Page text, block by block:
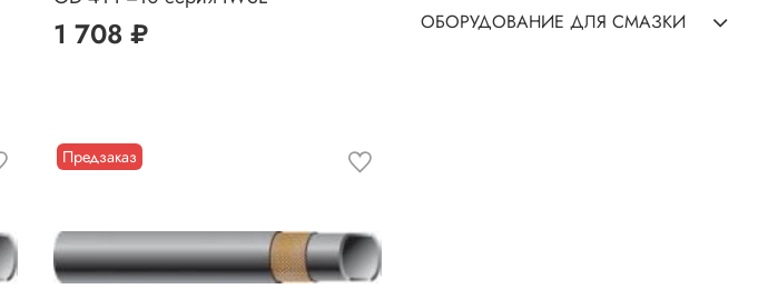
1 708 ₽
Предзаказ
ОБОРУДОВАНИЕ ДЛЯ СМАЗКИ